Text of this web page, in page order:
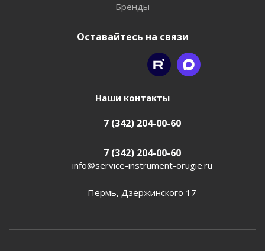
Бренды
Оставайтесь на связи
Наши контакты
7 (342) 204-00-60
7 (342) 204-00-60
info@service-instrument-orugie.ru
Пермь, Дзержинского 17